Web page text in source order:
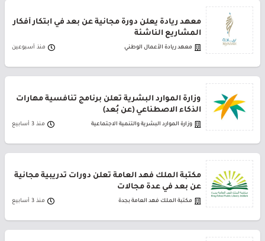
معهد ريادة يعلن دورة مجانية عن بعد في ابتكار أفكار
المشاريع الناشئة
معهد ريادة الأعمال الوطني منذ أسبوعين
وزارة الموارد البشرية تعلن برنامج تنافسية مهارات
الذكاء الاصطناعي (عن بُعد)
وزارة الموارد البشرية والتنمية الاجتماعية منذ 3 أسابيع
مكتبة الملك فهد العامة تعلن دورات تدريبية مجانية
عن بعد في عدة مجالات
مكتبة الملك فهد العامة بجدة منذ 3 أسابيع